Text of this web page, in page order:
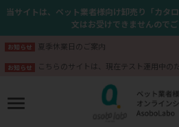
当サイトは、ペット業者様向け卸売り「カタ
文はお受けできませんのでご
お知らせ 夏季休業日のご案内
お知らせ こちらのサイトは、現在テスト運用中の